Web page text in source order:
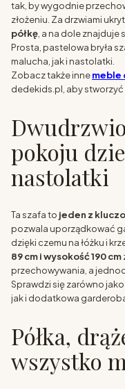
tak, by wygodnie
złożeniu. Za drzwiami
półkę, a na dole znajduje
Prosta, pastelowa bryła
malucha, jak i nastolatki.
Zobacz także innemeble
dedekids.pl, aby
pokoju
nastolatki
Ta szafa to jeden z
pozwala uporządkować
dzięki czemu na łóżku i
89 cm i wysokość 190 cm
przechowywania, a
Sprawdzi się zarówno jako
jak i dodatkowa
Półka,
wszystko